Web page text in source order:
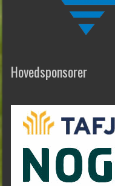
Hovedsponsorer